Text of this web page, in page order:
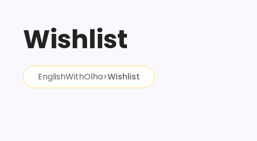
Wishlist
EnglishWithOlha>Wishlist